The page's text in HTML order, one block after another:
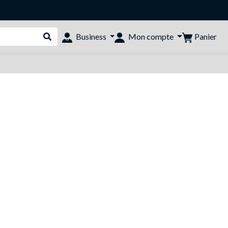
Rechercher dans le shop
Business Mon compte Panier